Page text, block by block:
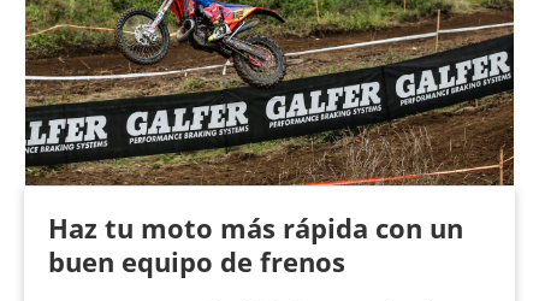
Haz tu moto más rápida con un
buen equipo de frenos